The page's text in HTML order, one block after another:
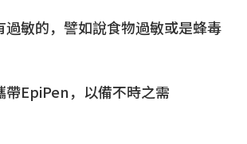
過敏的，譬如說食物過敏或是蜂毒
帶EpiPen，以備不時之需